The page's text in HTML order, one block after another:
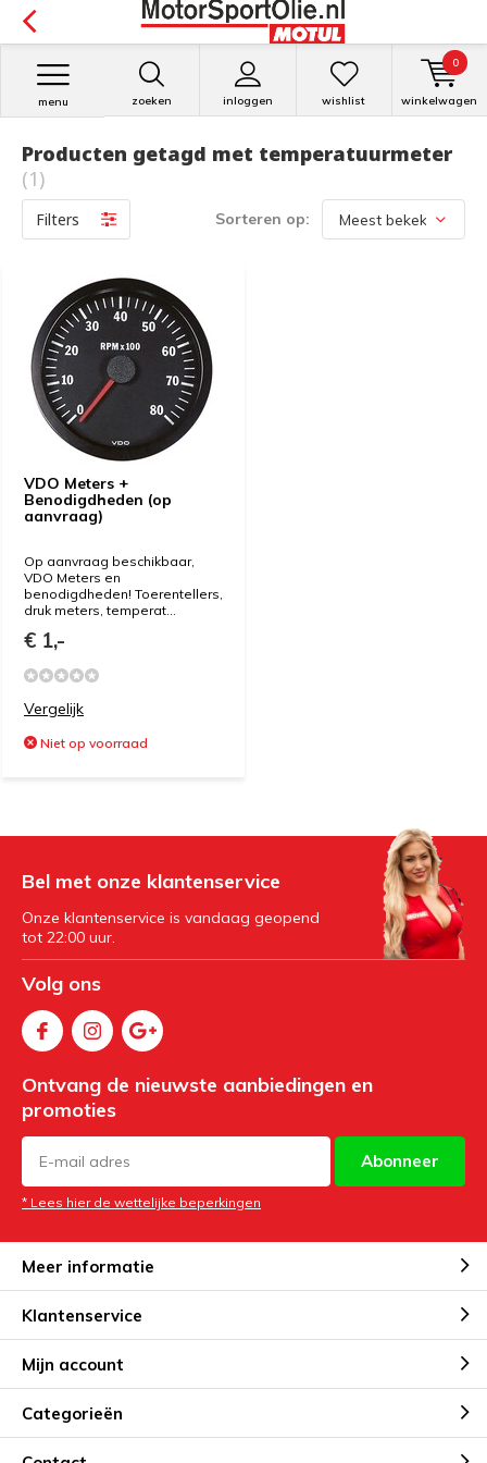
zoeken inloggen
menu wishlist winkelwagen
0
Producten getagd met temperatuurmeter
(1)
Filters Sorteren op:
VDO Meters +
Benodigdheden (op
aanvraag)
Op aanvraag beschikbaar,
VDO Meters en
benodigdheden! Toerentellers,
druk meters, temperat...
€ 1,-
Vergelijk
Niet op voorraad
Bel met onze klantenservice
Onze klantenservice is vandaag geopend
tot 22:00 uur.
Volg ons
Ontvang de nieuwste aanbiedingen en
promoties
Abonneer
* Lees hier de wettelijke beperkingen
Meer informatie
Klantenservice
Mijn account
Categorieën